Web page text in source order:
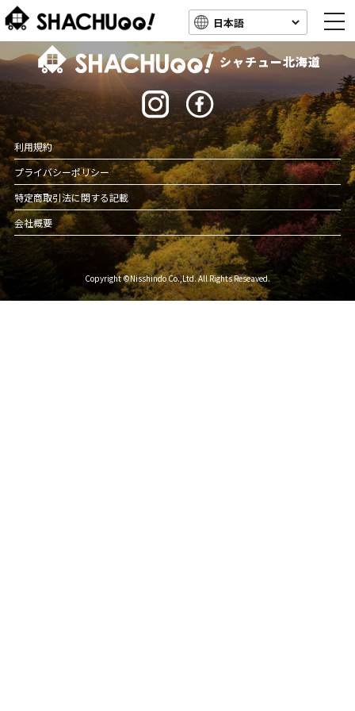
北海道キャンピングカー車中泊スポット情報
シャチュー北海道
利用規約
プライバシーポリシー
特定商取引法に関する記載
会社概要
Copyright ©Nisshindo Co.,Ltd. All Rights Reseaved.